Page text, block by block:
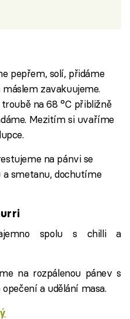
pepřem, solí, přidáme
zavakuujeme.
na 68 °C přibližně
Mezitím si uvaříme
na pánvi se
a smetanu, dochutíme
spolu s chilli a
na rozpálenou pánev s
a udělání masa.